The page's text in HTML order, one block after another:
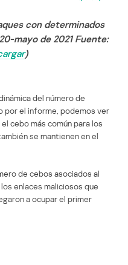
con determinados
mayo de 2021 Fuente:
)
del número de
por el informe, podemos ver
cebo más común para los
se mantienen en el
de cebos asociados al
enlaces maliciosos que
a ocupar el primer